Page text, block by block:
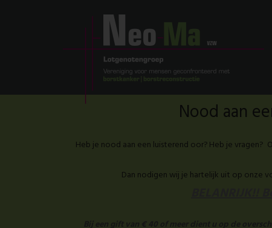
Nood aan
Heb je nood aan een luisterend oor? Heb je vragen?
Dan nodigen wij je hartelijk uit op onze